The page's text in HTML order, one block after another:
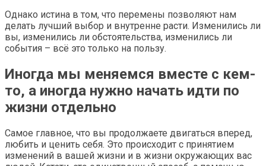
Однако истина в том, что перемены позволяют нам
делать лучший выбор и внутренне расти. Изменились ли
вы, изменились ли обстоятельства, изменились ли
события – всё это только на пользу.
Иногда мы меняемся вместе с кем-
то, а иногда нужно начать идти по
жизни отдельно
Самое главное, что вы продолжаете двигаться вперед,
любить и ценить себя. Это происходит с принятием
изменений в вашей жизни и в жизни окружающих вас